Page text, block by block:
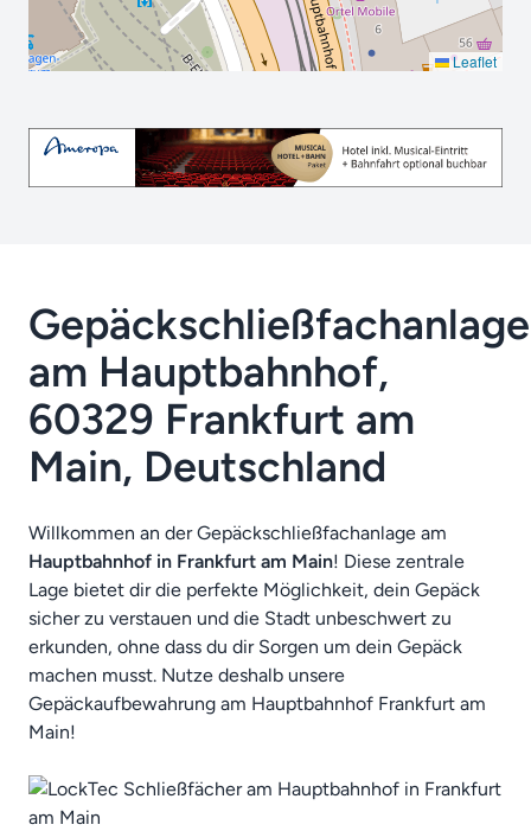
Leaflet
Gepäckschließfachanlage
am Hauptbahnhof,
60329 Frankfurt am
Main, Deutschland
Willkommen an der Gepäckschließfachanlage am
Hauptbahnhof in Frankfurt am Main! Diese zentrale
Lage bietet dir die perfekte Möglichkeit, dein Gepäck
sicher zu verstauen und die Stadt unbeschwert zu
erkunden, ohne dass du dir Sorgen um dein Gepäck
machen musst. Nutze deshalb unsere
Gepäckaufbewahrung am Hauptbahnhof Frankfurt am
Main!